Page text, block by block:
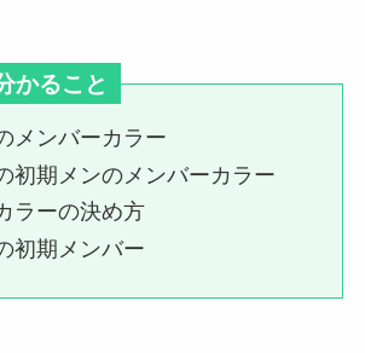
退所メンバーは含まれる？買取で
きるものや出張買取調査
sixtonesの活動休止の理由は？い
つから？文春で婚約者が？！解散
危機を調査
かること
メンバーカラー
初期メンのメンバーカラー
ラーの決め方
初期メンバー